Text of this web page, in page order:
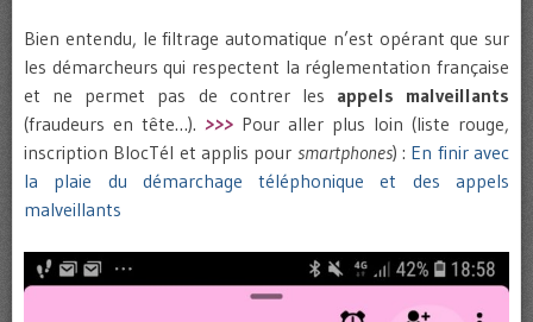
Bien entendu, le filtrage automatique n’est opérant que sur
les démarcheurs qui respectent la réglementation française
et ne permet pas de contrer les appels malveillants
(fraudeurs en tête…). >>> Pour aller plus loin (liste rouge,
inscription BlocTél et applis pour smartphones) : En finir avec
la plaie du démarchage téléphonique et des appels
malveillants